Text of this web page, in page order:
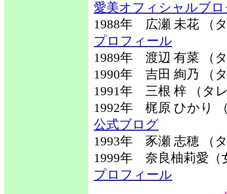
愛美オフィシャルブ
1988年 広瀬 未花
プロフィール
1989年 渡辺 有菜 （
1990年 吉田 絢乃 （
1991年 三根 梓 （タ
1992年 梶原 ひか
公式ブログ
1993年 豕瀬 志穂 （
1999年 奈良柚莉
プロフィール